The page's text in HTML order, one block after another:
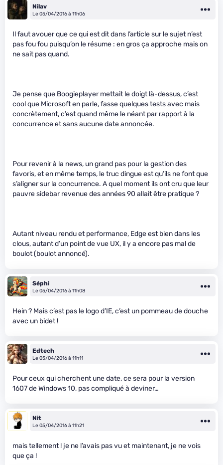
Nilav
Le 05/04/2016 à 11h06
Il faut avouer que ce qui est dit dans l’article sur le sujet n’est
pas fou fou puisqu’on le résume : en gros ça approche mais on
ne sait pas quand.
Je pense que Boogieplayer mettait le doigt là-dessus, c’est
cool que Microsoft en parle, fasse quelques tests avec mais
concrètement, c’est quand même le néant par rapport à la
concurrence et sans aucune date annoncée.
Pour revenir à la news, un grand pas pour la gestion des
favoris, et en même temps, le truc dingue est qu’ils ne font que
s’aligner sur la concurrence. A quel moment ils ont cru que leur
pauvre sidebar revenue des années 90 allait être pratique ?
Autant niveau rendu et performance, Edge est bien dans les
clous, autant d’un point de vue UX, il y a encore pas mal de
boulot (boulot annoncé).
Séphi
Le 05/04/2016 à 11h08
Hein ? Mais c’est pas le logo d’IE, c’est un pommeau de douche
avec un bidet !
Edtech
Le 05/04/2016 à 11h11
Pour ceux qui cherchent une date, ce sera pour la version
1607 de Windows 10, pas compliqué à deviner…
Nit
Le 05/04/2016 à 11h21
mais tellement ! je ne l’avais pas vu et maintenant, je ne vois
que ça !